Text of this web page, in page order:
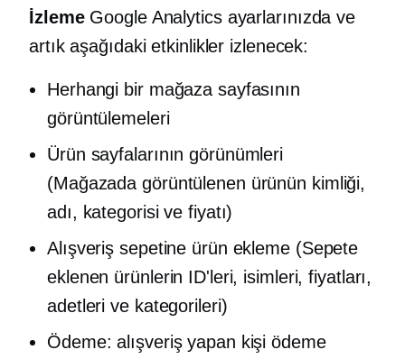
İzlemeGoogle Analytics ayarlarınızda ve
artık aşağıdaki etkinlikler izlenecek:
Herhangi bir mağaza sayfasının
görüntülemeleri
Ürün sayfalarının görünümleri
(Mağazada görüntülenen ürünün kimliği,
adı, kategorisi ve fiyatı)
Alışveriş sepetine ürün ekleme (Sepete
eklenen ürünlerin ID'leri, isimleri, fiyatları,
adetleri ve kategorileri)
Ödeme: alışveriş yapan kişi ödeme